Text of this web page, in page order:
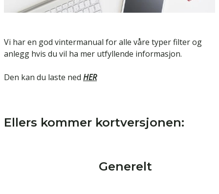
Vi har en god vintermanual for alle våre typer filter og
anlegg hvis du vil ha mer utfyllende informasjon.
Den kan du laste ned HER
Ellers kommer kortversjonen:
Generelt